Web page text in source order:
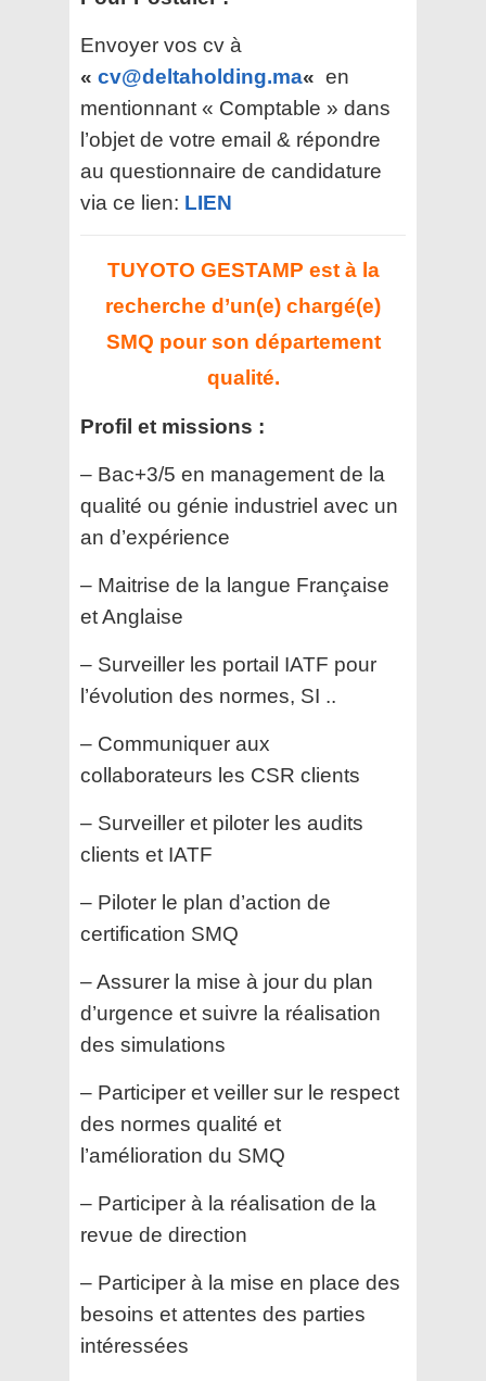
Envoyer vos cv à
« cv@deltaholding.ma« en
mentionnant « Comptable » dans
l’objet de votre email & répondre
au questionnaire de candidature
via ce lien: LIEN
TUYOTO GESTAMP est à la
recherche d’un(e) chargé(e)
SMQ pour son département
qualité.
Profil et missions :
– Bac+3/5 en management de la
qualité ou génie industriel avec un
an d’expérience
– Maitrise de la langue Française
et Anglaise
– Surveiller les portail IATF pour
l’évolution des normes, SI ..
– Communiquer aux
collaborateurs les CSR clients
– Surveiller et piloter les audits
clients et IATF
– Piloter le plan d’action de
certification SMQ
– Assurer la mise à jour du plan
d’urgence et suivre la réalisation
des simulations
– Participer et veiller sur le respect
des normes qualité et
l’amélioration du SMQ
– Participer à la réalisation de la
revue de direction
– Participer à la mise en place des
besoins et attentes des parties
intéressées